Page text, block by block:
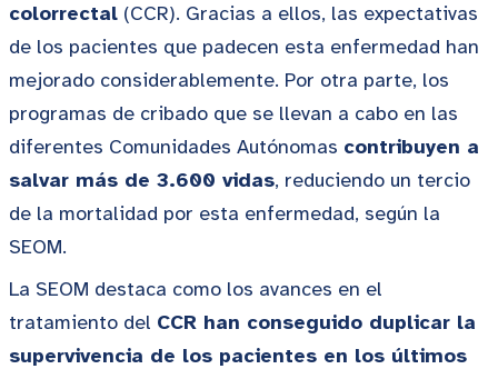
colorrectal (CCR). Gracias a ellos, las expectativas
de los pacientes que padecen esta enfermedad han
mejorado considerablemente. Por otra parte, los
programas de cribado que se llevan a cabo en las
diferentes Comunidades Autónomas contribuyen a
salvar más de 3.600 vidas, reduciendo un tercio
de la mortalidad por esta enfermedad, según la
SEOM.
La SEOM destaca como los avances en el
tratamiento del CCR han conseguido duplicar la
supervivencia de los pacientes en los últimos